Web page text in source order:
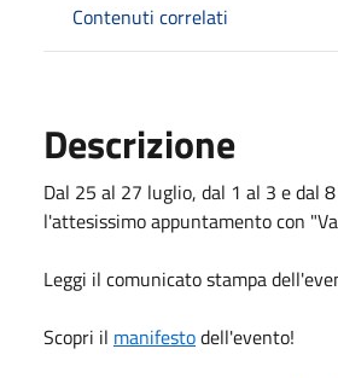
Contenuti correlati
Descrizione
Dal 25 al 27 luglio, dal 1 al 3 e dal
l'attesissimo appuntamento con
Leggi il comunicato stampa
Scopri il manifestodell'evento!